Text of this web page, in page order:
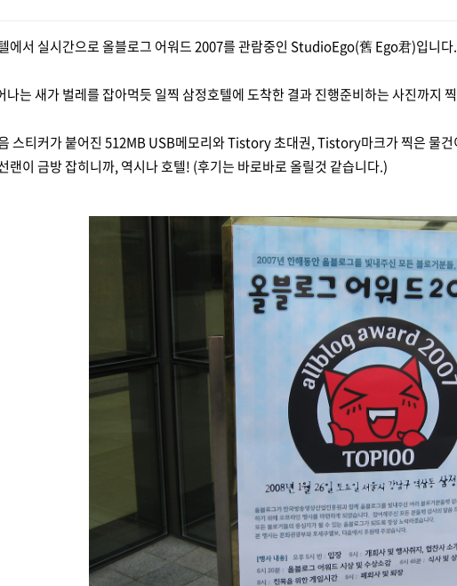
에서 실시간으로 올블로그 어워드 2007를 관람중인 StudioEgo(舊 Ego君)입니다.
나는 새가 벌레를 잡아먹듯 일찍 삼정호텔에 도착한 결과 진행준비하는 사진까지
스티커가 붙어진 512MB USB메모리와 Tistory 초대권, Tistory마크가 찍은 물
랜이 금방 잡히니까, 역시나 호텔! (후기는 바로바로 올릴것 같습니다.)